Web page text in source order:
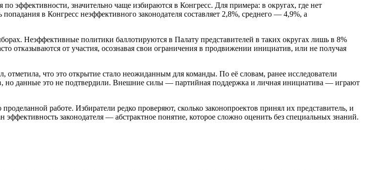
эффективности, значительно чаще избираются в Конгресс. Для примера: в округах, где нет
в Конгресс неэффективного законодателя составляет 2,8%, среднего — 4,9%, а
Неэффективные политики баллотируются в Палату представителей в таких округах лишь в 8%
отказываются от участия, осознавая свои ограничения в продвижении инициатив, или не получая
что это открытие стало неожиданным для команды. По её словам, ранее исследователи
но данные это не подтвердили. Внешние силы — партийная поддержка и личная инициатива — играют
работе. Избиратели редко проверяют, сколько законопроектов принял их представитель, и
законодателя — абстрактное понятие, которое сложно оценить без специальных знаний.